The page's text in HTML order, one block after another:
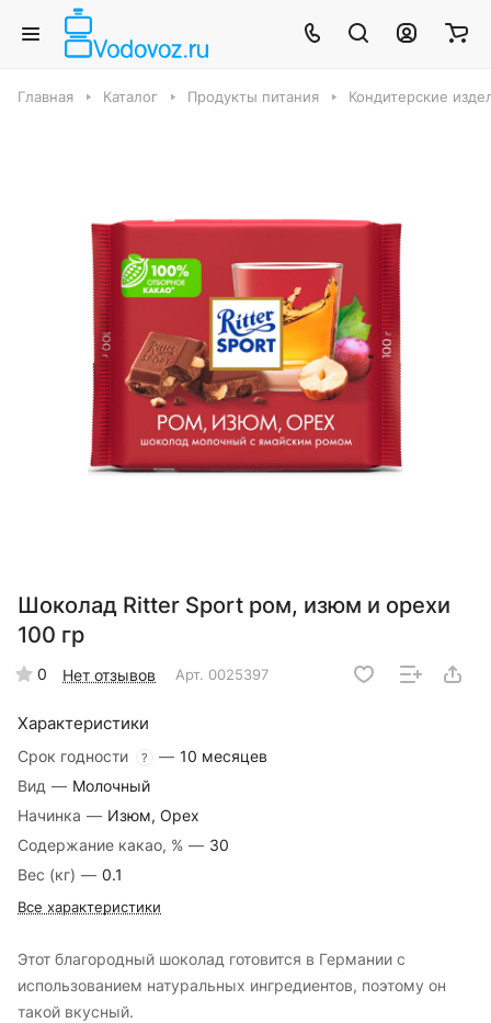
Главная Каталог Продукты питания Кондитерские
Шоколад Ritter Sport ром, изюм и орехи
100 гр
0 Нет отзывов Арт. 0025397
Характеристики
Срок годности ? — 10 месяцев
Вид — Молочный
Начинка — Изюм, Орех
Содержание какао, % — 30
Вес (кг) — 0.1
Все характеристики
Этот благородный шоколад готовится в Германии с
использованием натуральных ингредиентов, поэтому он
такой вкусный.